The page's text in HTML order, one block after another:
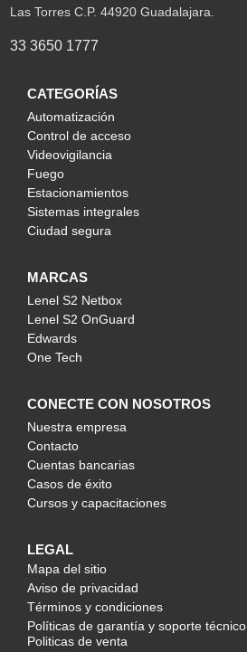
Las Torres C.P. 44920 Guadalajara.
33 3650 1777
CATEGORÍAS
Automatización
Control de acceso
Videovigilancia
Fuego
Estacionamientos
Sistemas integrales
Ciudad segura
MARCAS
Lenel S2 Netbox
Lenel S2 OnGuard
Edwards
One Tech
CONECTE CON NOSOTROS
Nuestra empresa
Contacto
Cuentas bancarias
Casos de éxito
Cursos y capacitaciones
LEGAL
Mapa del sitio
Aviso de privacidad
Términos y condiciones
Políticas de garantía y soporte técnico
Politicas de venta